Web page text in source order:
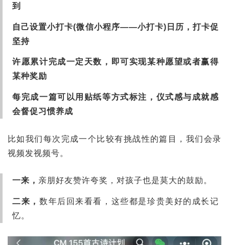
到
自己设置小打卡(微信小程序——小打卡)日历，打卡促
坚持
许愿累计完成一定天数，即可实现某种愿望或者赢得
某种奖励
每完成一篇可以用贴纸等方式标注，仪式感与成就感
会督促习惯养成
比如我们每次完成一个比较有挑战性的篇目，我们会录
视频发视频号。
一来， 亲朋好友赞许夸奖，对孩子也是莫大的鼓励。
二来， 数年后回来看看，这些都是珍贵美好的成长记
忆。